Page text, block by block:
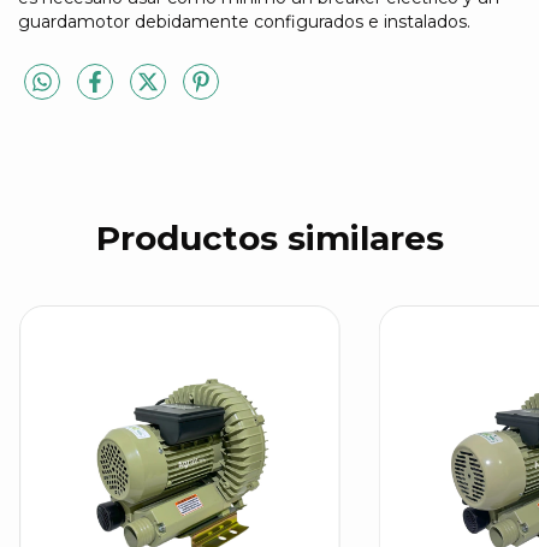
guardamotor debidamente configurados e instalados.
Productos similares